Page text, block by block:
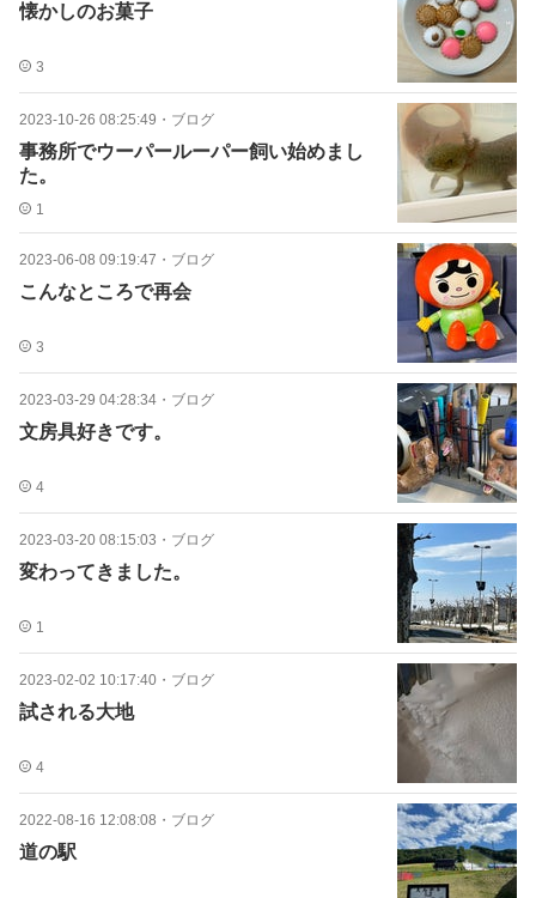
懐かしのお菓子
3
2023-10-26 08:25:49 ・ ブログ
事務所でウーパールーパー飼い始めまし
た。
1
2023-06-08 09:19:47 ・ ブログ
こんなところで再会
3
2023-03-29 04:28:34 ・ ブログ
文房具好きです。
4
2023-03-20 08:15:03 ・ ブログ
変わってきました。
1
2023-02-02 10:17:40 ・ ブログ
試される大地
4
2022-08-16 12:08:08 ・ ブログ
道の駅